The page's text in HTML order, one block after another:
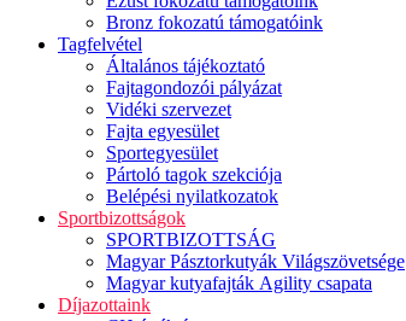
Bronz fokozatú támogatóink
Tagfelvétel
Általános tájékoztató
Fajtagondozói pályázat
Vidéki szervezet
Fajta egyesület
Sportegyesület
Pártoló tagok szekciója
Belépési nyilatkozatok
Sportbizottságok
SPORTBIZOTTSÁG
Magyar Pásztorkutyák Világszövetsége
Magyar kutyafajták Agility csapata
Díjazottaink